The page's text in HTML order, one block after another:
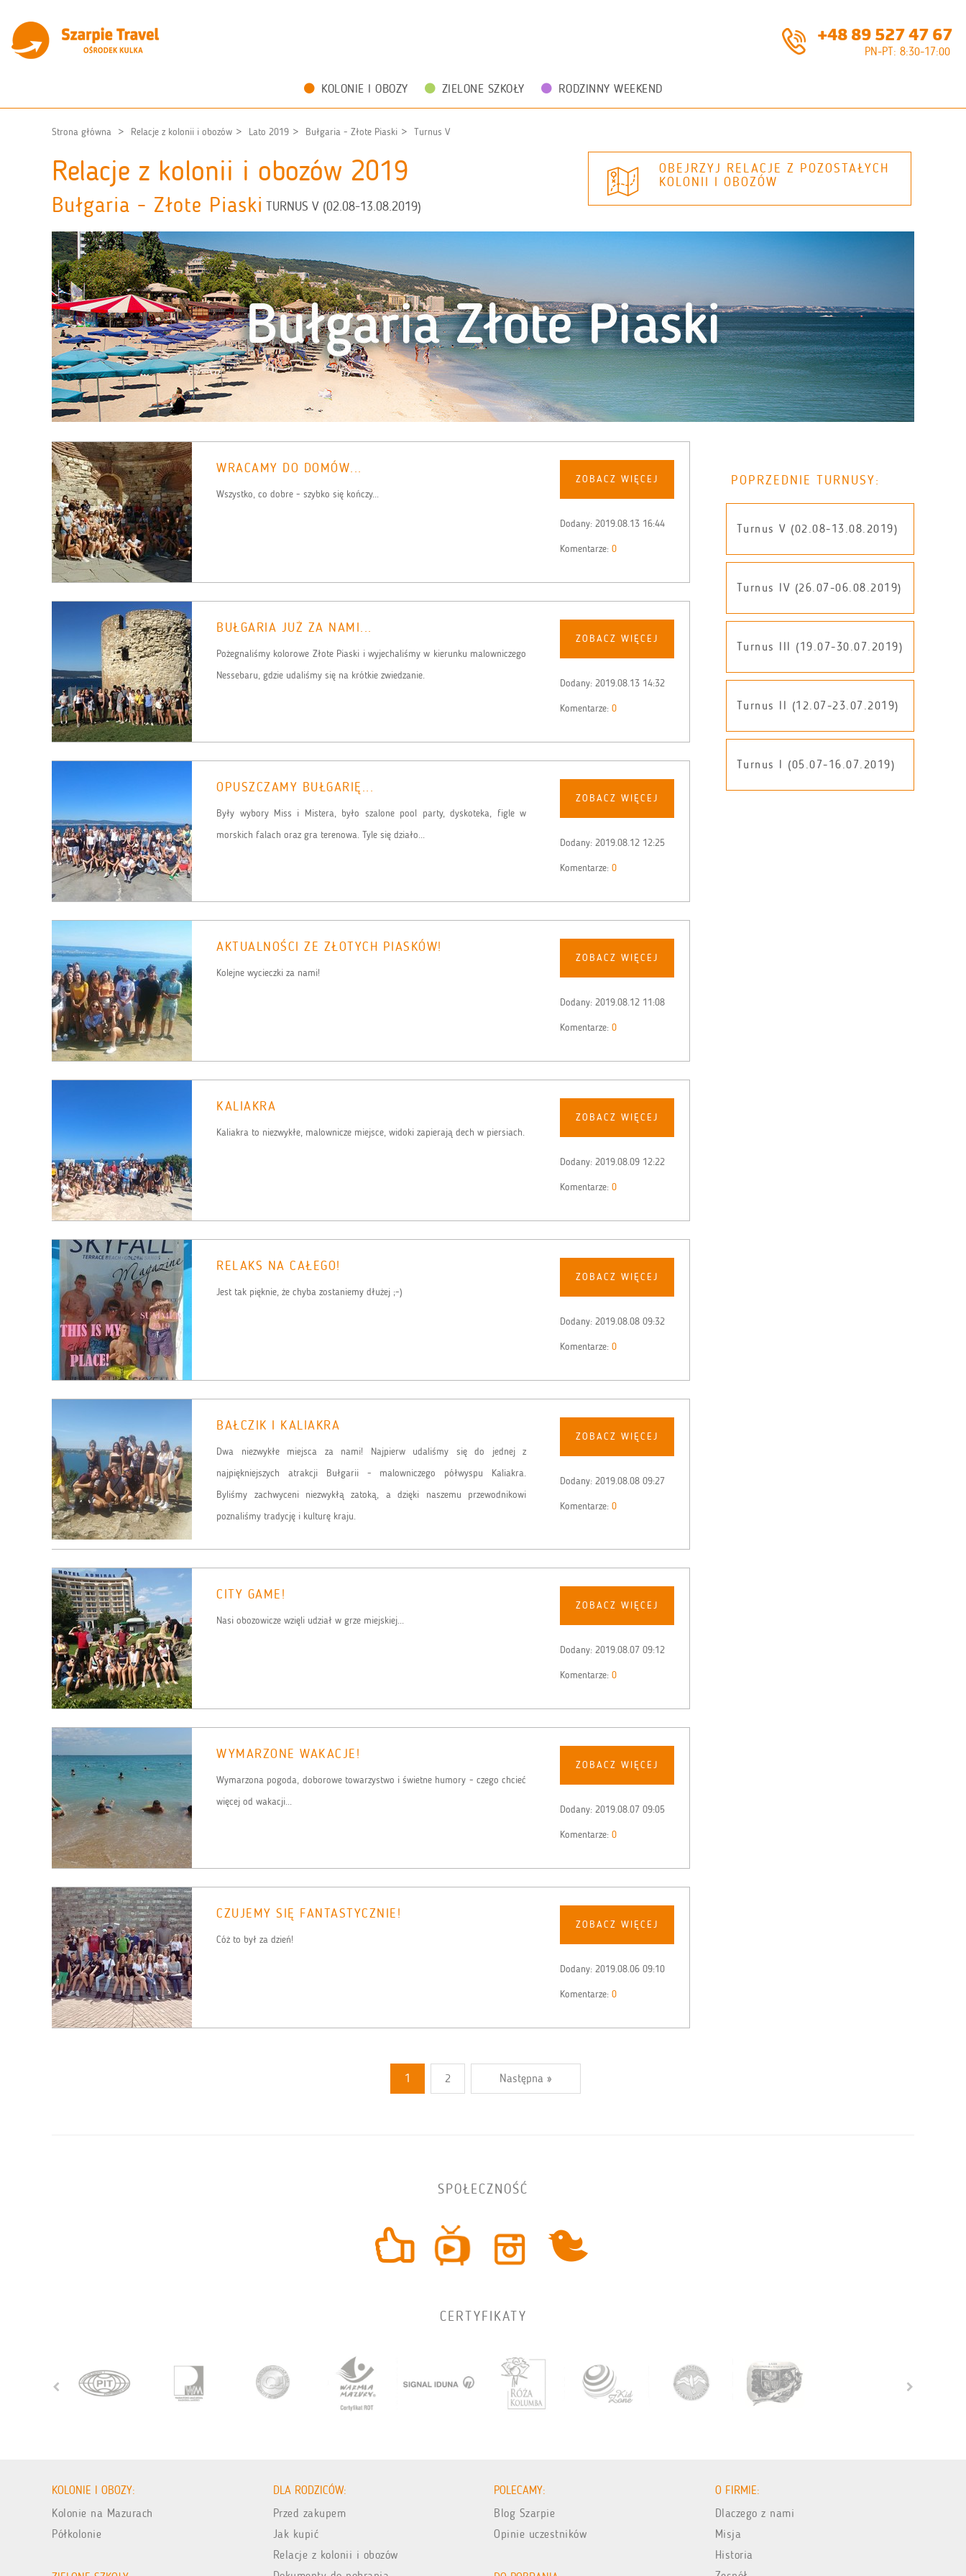
+48 89 527 47 67
PN-PT: 8:30-17:00
KOLONIE I OBOZY ZIELONE SZKOŁY RODZINNY WEEKEND
Strona główna Relacje z kolonii i obozów Lato 2019 Bułgaria - Złote Piaski Turnus V
Relacje z kolonii i obozów 2019
Bułgaria - Złote Piaski TURNUS V (02.08-13.08.2019)
OBEJRZYJ RELACJE Z POZOSTAŁYCH
KOLONII I OBOZÓW
WRACAMY DO DOMÓW...
Wszystko, co dobre - szybko się kończy...
ZOBACZ WIĘCEJ
Dodany: 2019.08.13 16:44
Komentarze: 0
BUŁGARIA JUŻ ZA NAMI...
Pożegnaliśmy kolorowe Złote Piaski i wyjechaliśmy w kierunku malowniczego
Nessebaru, gdzie udaliśmy się na krótkie zwiedzanie.
ZOBACZ WIĘCEJ
Dodany: 2019.08.13 14:32
Komentarze: 0
OPUSZCZAMY BUŁGARIĘ...
Były wybory Miss i Mistera, było szalone pool party, dyskoteka, figle w
morskich falach oraz gra terenowa. Tyle się działo...
ZOBACZ WIĘCEJ
Dodany: 2019.08.12 12:25
Komentarze: 0
AKTUALNOŚCI ZE ZŁOTYCH PIASKÓW!
Kolejne wycieczki za nami!
ZOBACZ WIĘCEJ
Dodany: 2019.08.12 11:08
Komentarze: 0
KALIAKRA
Kaliakra to niezwykłe, malownicze miejsce, widoki zapierają dech w piersiach.
ZOBACZ WIĘCEJ
Dodany: 2019.08.09 12:22
Komentarze: 0
RELAKS NA CAŁEGO!
Jest tak pięknie, że chyba zostaniemy dłużej ;-)
ZOBACZ WIĘCEJ
Dodany: 2019.08.08 09:32
Komentarze: 0
BAŁCZIK I KALIAKRA
Dwa niezwykłe miejsca za nami! Najpierw udaliśmy się do jednej z
najpiękniejszych atrakcji Bułgarii - malowniczego półwyspu Kaliakra.
Byliśmy zachwyceni niezwykłą zatoką, a dzięki naszemu przewodnikowi
poznaliśmy tradycję i kulturę kraju.
ZOBACZ WIĘCEJ
Dodany: 2019.08.08 09:27
Komentarze: 0
CITY GAME!
Nasi obozowicze wzięli udział w grze miejskiej...
ZOBACZ WIĘCEJ
Dodany: 2019.08.07 09:12
Komentarze: 0
WYMARZONE WAKACJE!
Wymarzona pogoda, doborowe towarzystwo i świetne humory - czego chcieć
więcej od wakacji...
ZOBACZ WIĘCEJ
Dodany: 2019.08.07 09:05
Komentarze: 0
CZUJEMY SIĘ FANTASTYCZNIE!
Cóż to był za dzień!
ZOBACZ WIĘCEJ
Dodany: 2019.08.06 09:10
Komentarze: 0
POPRZEDNIE TURNUSY:
Turnus V (02.08-13.08.2019)
Turnus IV (26.07-06.08.2019)
Turnus III (19.07-30.07.2019)
Turnus II (12.07-23.07.2019)
Turnus I (05.07-16.07.2019)
1 2 Następna »
SPOŁECZNOŚĆ
CERTYFIKATY
KOLONIE I OBOZY:
Kolonie na Mazurach
Półkolonie
DLA RODZICÓW:
Przed zakupem
Jak kupić
Relacje z kolonii i obozów
POLECAMY:
Blog Szarpie
Opinie uczestników
O FIRMIE:
Dlaczego z nami
Misja
Historia